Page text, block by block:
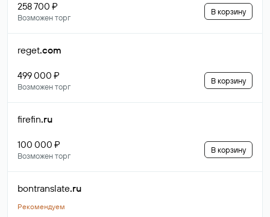
258 700 ₽
Возможен торг
В корзину
reget.com
499 000 ₽
Возможен торг
В корзину
firefin.ru
100 000 ₽
Возможен торг
В корзину
bontranslate.ru
Рекомендуем